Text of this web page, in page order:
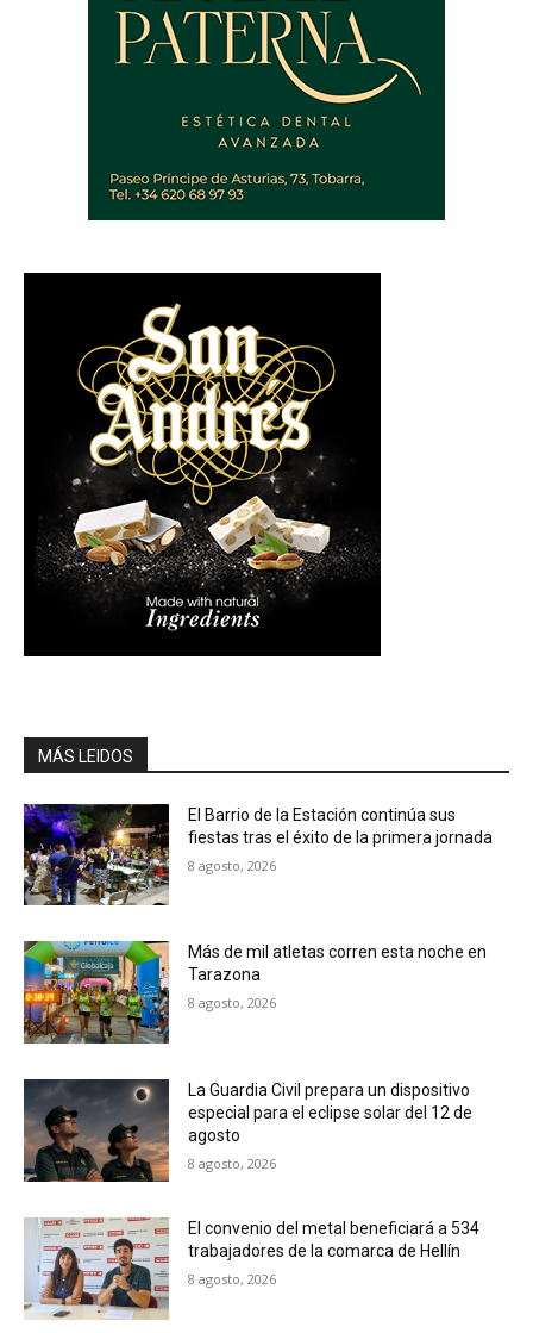
MÁS LEIDOS
El Barrio de la Estación continúa sus
fiestas tras el éxito de la primera jornada
8 agosto, 2026
Más de mil atletas corren esta noche en
Tarazona
8 agosto, 2026
La Guardia Civil prepara un dispositivo
especial para el eclipse solar del 12 de
agosto
8 agosto, 2026
El convenio del metal beneficiará a 534
trabajadores de la comarca de Hellín
8 agosto, 2026